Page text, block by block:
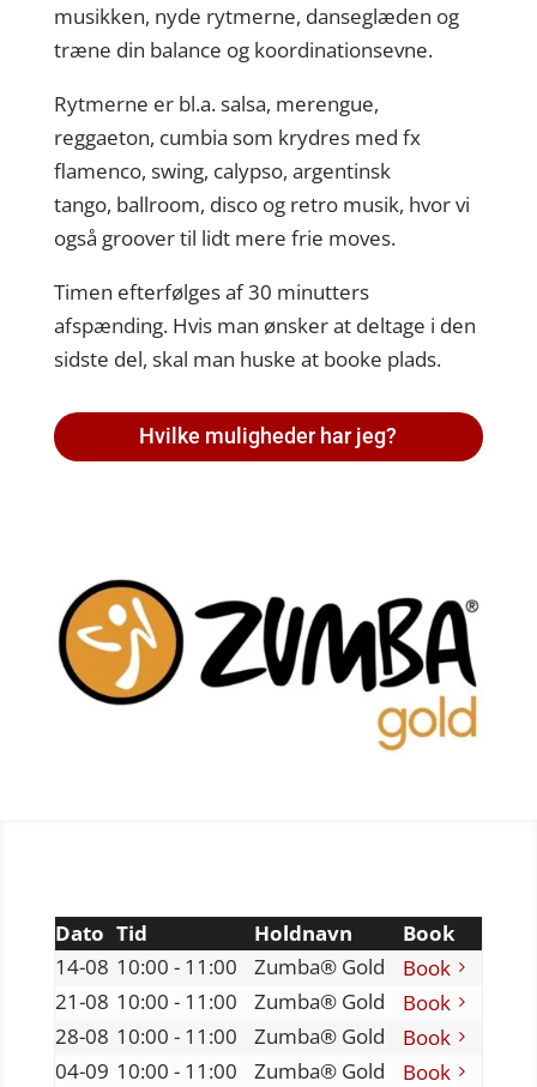
musikken, nyde rytmerne, danseglæden og
træne din balance og koordinationsevne.
Rytmerne er bl.a. salsa, merengue,
reggaeton, cumbia som krydres med fx
flamenco, swing, calypso, argentinsk
tango, ballroom, disco og retro musik, hvor vi
også groover til lidt mere frie moves.
Timen efterfølges af 30 minutters
afspænding. Hvis man ønsker at deltage i den
sidste del, skal man huske at booke plads.
Hvilke muligheder har jeg?
Dato Tid Holdnavn
Book
14-08 10:00 - 11:00 Zumba® Gold
Book
21-08 10:00 - 11:00 Zumba® Gold
Book
28-08 10:00 - 11:00 Zumba® Gold
Book
04-09 10:00 - 11:00 Zumba® Gold
Book